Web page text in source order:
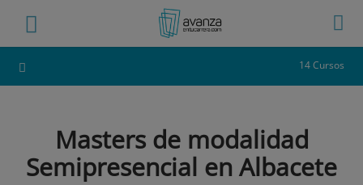
14 Cursos
Masters de modalidad
Semipresencial en Albacete